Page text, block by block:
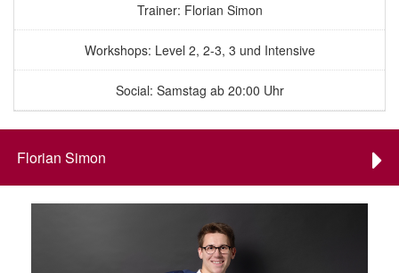
Trainer: Florian Simon
Workshops: Level 2, 2-3, 3 und Intensive
Social: Samstag ab 20:00 Uhr
Florian Simon